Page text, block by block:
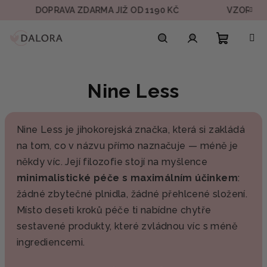
DOPRAVA ZDARMA JIŽ OD 1190 KČ VZOREK V
Nine Less
Nine Less je jihokorejská značka, která si zakládá
na tom, co v názvu přímo naznačuje — méně je
někdy víc. Její filozofie stojí na myšlence
minimalistické péče s maximálním účinkem:
žádné zbytečné plnidla, žádné přehlcené složení.
Místo deseti kroků péče ti nabídne chytře
sestavené produkty, které zvládnou víc s méně
ingrediencemi.